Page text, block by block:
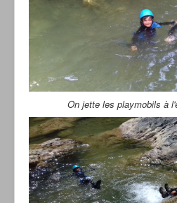
On jette les playmobils à